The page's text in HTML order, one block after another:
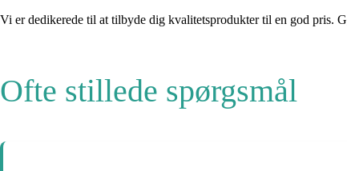
Vi er dedikerede til at tilbyde dig kvalitetsprodukter til en god pris.
Ofte stillede spørgsmål